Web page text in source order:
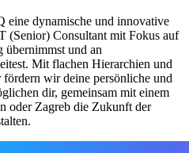
eine dynamische und innovative
(Senior) Consultant mit Fokus auf
und an
Mit flachen Hierarchien und
fördern wir deine persönliche und
dir, gemeinsam mit einem
oder Zagreb die Zukunft der